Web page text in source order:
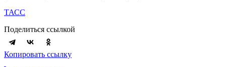
ТАСС
Поделиться ссылкой
Копировать ссылку